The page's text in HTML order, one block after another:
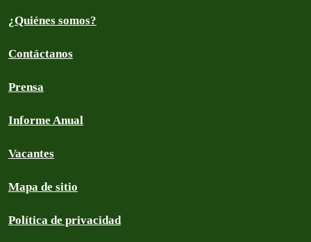
¿Quiénes somos?
Contáctanos
Prensa
Informe Anual
Vacantes
Mapa de sitio
Política de privacidad